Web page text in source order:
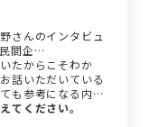
さんのインタビュ
間企…
たからこそわか
話いただいている
も参考になる内容
てください。